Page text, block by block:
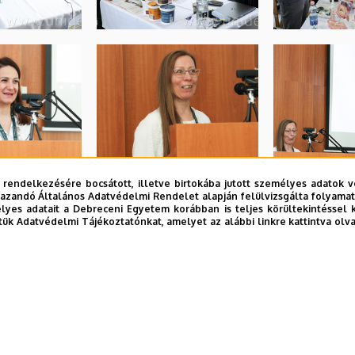
bocsátott, illetve birtokába jutott személyes adatok
Általános Adatvédelmi Rendelet alapján felülvizsgálta
adatait a Debreceni Egyetem korábban is teljes
Adatvédelmi Tájékoztatónkat, amelyet az alábbi linkre kattintva